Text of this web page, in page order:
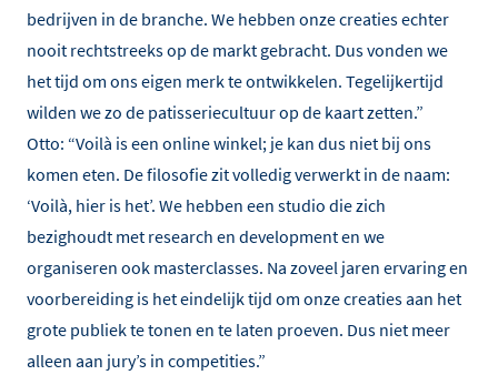
bedrijven in de branche. We hebben onze creaties echter
nooit rechtstreeks op de markt gebracht. Dus vonden we
het tijd om ons eigen merk te ontwikkelen. Tegelijkertijd
wilden we zo de patisseriecultuur op de kaart zetten.”
Otto: “Voilà is een online winkel; je kan dus niet bij ons
komen eten. De filosofie zit volledig verwerkt in de naam:
‘Voilà, hier is het’. We hebben een studio die zich
bezighoudt met research en development en we
organiseren ook masterclasses. Na zoveel jaren ervaring en
voorbereiding is het eindelijk tijd om onze creaties aan het
grote publiek te tonen en te laten proeven. Dus niet meer
alleen aan jury’s in competities.”